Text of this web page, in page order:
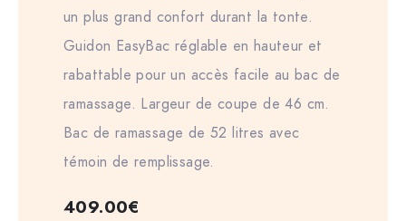
un plus grand confort durant la tonte.
Guidon EasyBac réglable en hauteur et
rabattable pour un accès facile au bac de
ramassage. Largeur de coupe de 46 cm.
Bac de ramassage de 52 litres avec
témoin de remplissage.
409.00€